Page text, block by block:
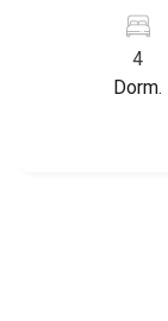
Imobiliária
área útil -
desde
4
Dorm.